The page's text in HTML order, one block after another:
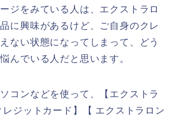
ジをみている人は、エクストラロ
に興味があるけど、ご自身のクレ
ない状態になってしまって、どう
んでいる人だと思います。
コンなどを使って、【エクストラ
レジットカード】【 エクストラロン